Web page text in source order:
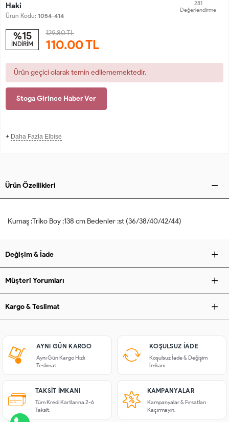
Haki
Ürün Kodu: 1054-414
281
Değerlendirme
%15
İNDİRİM
129.80 TL
110.00TL
Ürün geçici olarak temin edilememektedir.
Stoga Girince Haber Ver
+ Daha Fazla Elbise
Ürün Özellikleri
Kumaş :Triko Boy :138 cm Bedenler :st (36/38/40/42/44)
Değişim & İade
Müşteri Yorumları
Kargo & Teslimat
AYNI GÜN KARGO
Aynı Gün Kargo Hızlı
Teslimat.
KOŞULSUZ IADE
Koşulsuz İade & Değişim
İmkanı.
TAKSIT İMKANI
Tüm Kredi Kartlarına 2-6
Taksit.
KAMPANYALAR
Kampanyalar & Fırsatları
Kaçırmayın.